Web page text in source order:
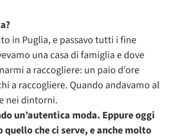
in Puglia, e passavo tutti i fine
una casa di famiglia e dove
a raccogliere: un paio d’ore
a raccogliere. Quando andavamo al
nei dintorni.
un’autentica moda. Eppure oggi
che ci serve, e anche molto